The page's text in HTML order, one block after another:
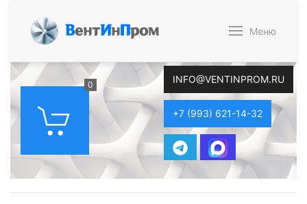
ВентИнПром Меню
0 INFO@VENTINPROM.RU
+7 (993) 621-14-32